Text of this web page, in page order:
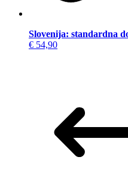
Slovenija: standardna
€ 54,90